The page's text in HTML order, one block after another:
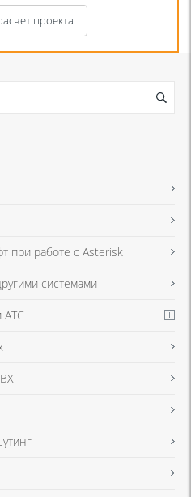
моих персональных данных для связи
отношении обработки персональных
проекта
моих персональных данных для связи
отношении обработки персональных
при работе с Asterisk
системами
АТС